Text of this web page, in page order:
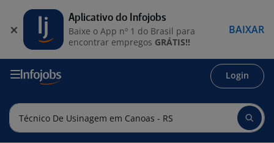
Login
Aplicativo do Infojobs
Baixe o App nº 1 do Brasil para
encontrar empregos GRÁTIS!!
BAIXAR